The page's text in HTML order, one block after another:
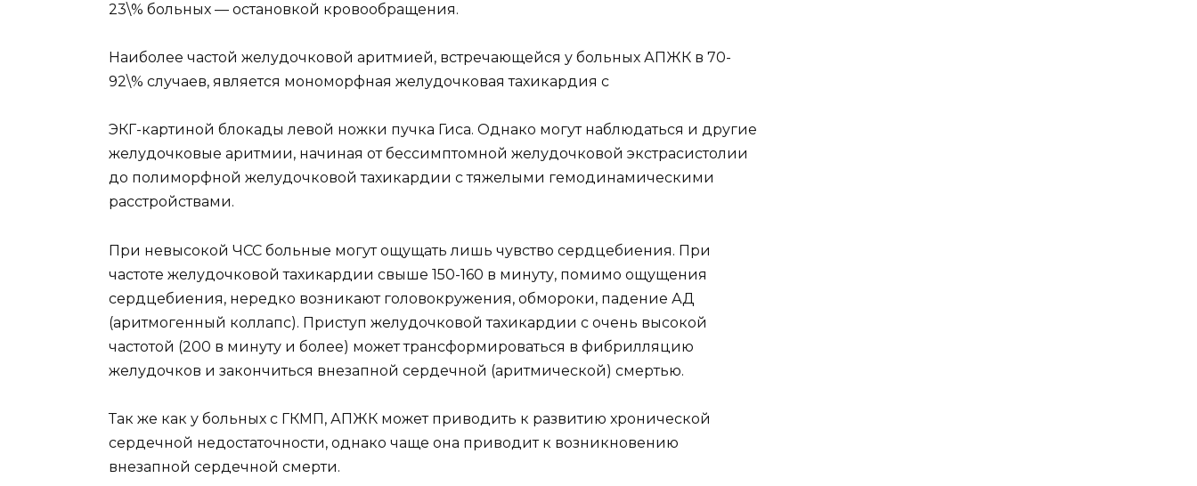
23\% больных — остановкой кровообращения.
Наиболее частой желудочковой аритмией, встречающейся у больных АПЖК в 70-
92\% случаев, является мономорфная желудочковая тахикардия с
ЭКГ-картиной блокады левой ножки пучка Гиса. Однако могут наблюдаться и другие
желудочковые аритмии, начиная от бессимптомной желудочковой экстрасистолии
до полиморфной желудочковой тахикардии с тяжелыми гемодинамическими
расстройствами.
При невысокой ЧСС больные могут ощущать лишь чувство сердцебиения. При
частоте желудочковой тахикардии свыше 150-160 в минуту, помимо ощущения
сердцебиения, нередко возникают головокружения, обмороки, падение АД
(аритмогенный коллапс). Приступ желудочковой тахикардии с очень высокой
частотой (200 в минуту и более) может трансформироваться в фибрилляцию
желудочков и закончиться внезапной сердечной (аритмической) смертью.
Так же как у больных с ГКМП, АПЖК может приводить к развитию хронической
сердечной недостаточности, однако чаще она приводит к возникновению
внезапной сердечной смерти.